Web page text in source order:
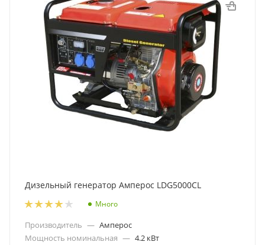
Дизельный генератор Амперос LDG5000СL
Много
Производитель — Амперос
Мощность номинальная — 4.2 кВт